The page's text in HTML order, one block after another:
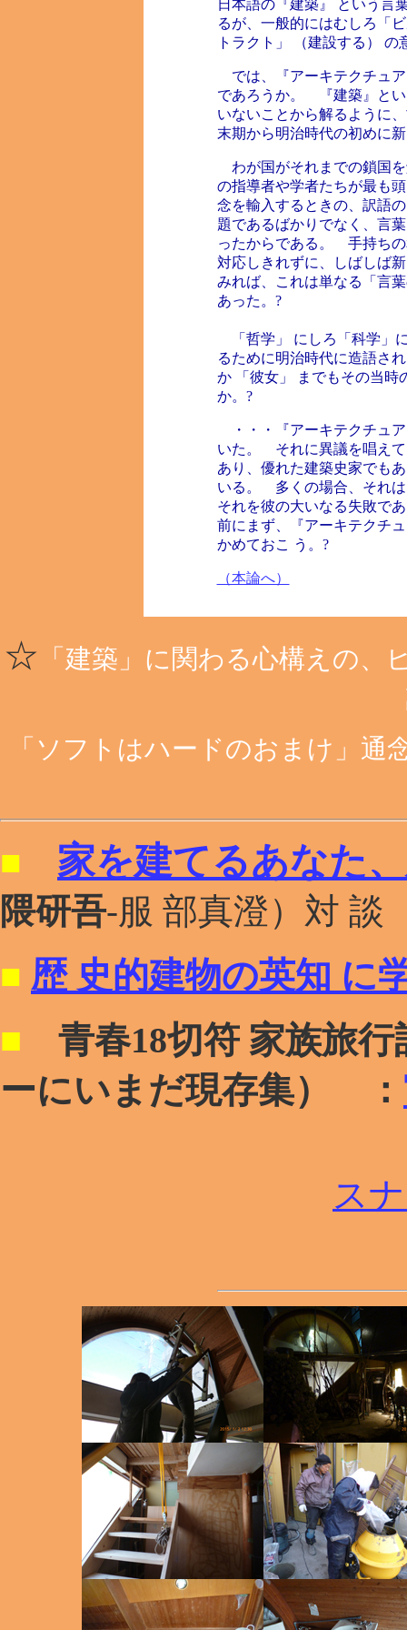
日本語の『建築』 という言
るが、一般的にはむしろ「
トラクト」 （建設する）
では、『アーキテクチュ
であろうか。 『建築』とい
いないことから解るように
末期から明治時代の初めに
わが国がそれまでの鎖国
の指導者や学者たちが最も
念を輸入するときの、訳語
題であるばかりでなく、言
ったからである。 手持ち
対応しきれずに、しばしば
みれば、これは単なる「言
あった。?
「哲学」 にしろ「科学」
るために明治時代に造語さ
か 「彼女」 までもその当時
か。?
・・・『アーキテクチュ
いた。 それに異議を唱えて
あり、優れた建築史家でも
いる。 多くの場合、それは
それを彼の大いなる失敗で
前にまず、『アーキテクチ
かめておこ う。?
（本論へ）
☆ 「建築」に関わる心構えの
「ソフトはハードのおまけ」
■ 家を建てるあなた
隈研吾-服 部真澄） 対 談
■ 歴 史的建物の英知 に
■ 青春18切符 家族旅行
ーにいまだ現存集） ：
ス